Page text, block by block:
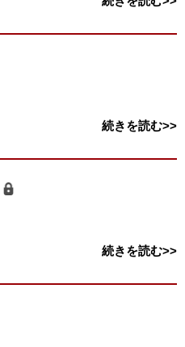
続きを読む>>
続きを読む>>